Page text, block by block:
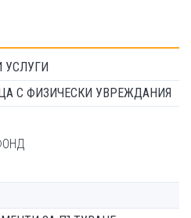
УСЛУГИ
С ФИЗИЧЕСКИ УВРЕЖДАНИЯ